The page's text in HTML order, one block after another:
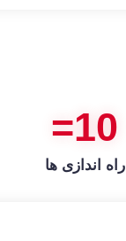
راه اندازی ها
10
=